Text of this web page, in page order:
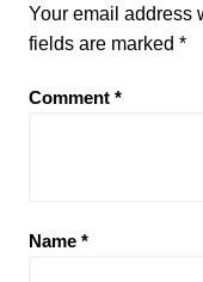
Your email address
fields are marked *
Comment *
Name *